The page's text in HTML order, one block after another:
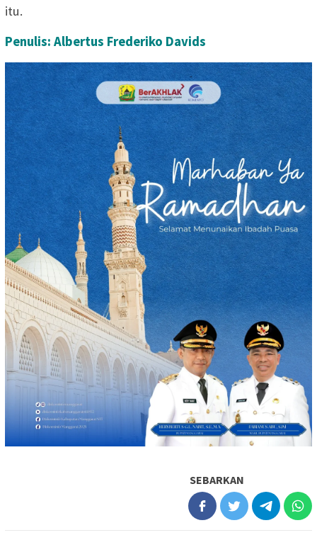
itu.
Penulis: Albertus Frederiko Davids
SEBARKAN